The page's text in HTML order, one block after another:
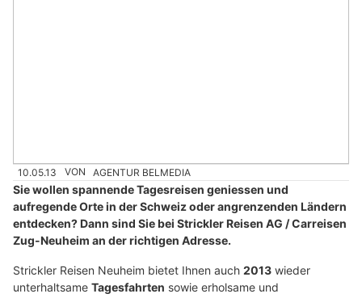
10.05.13 VON AGENTUR BELMEDIA
Sie wollen spannende Tagesreisen geniessen und
aufregende Orte in der Schweiz oder angrenzenden Ländern
entdecken? Dann sind Sie bei Strickler Reisen AG / Carreisen
Zug-Neuheim an der richtigen Adresse.
Strickler Reisen Neuheim bietet Ihnen auch 2013 wieder
unterhaltsame Tagesfahrten sowie erholsame und